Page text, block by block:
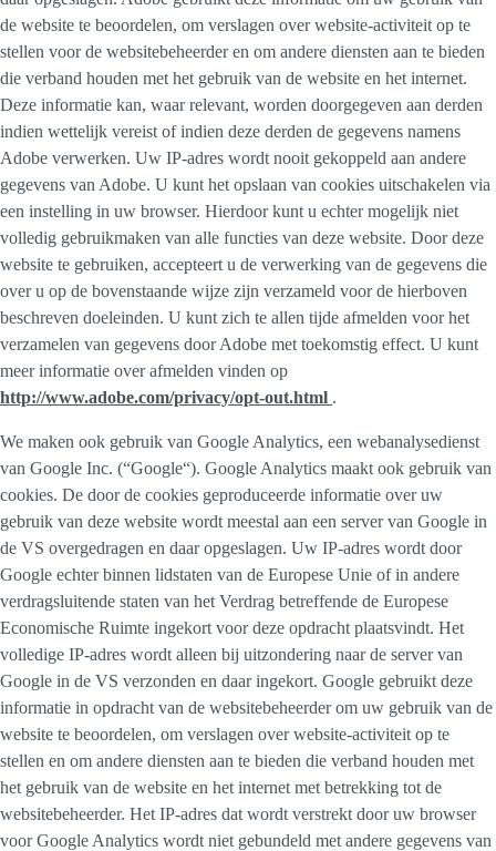
de website te beoordelen, om verslagen over website-activiteit op te
stellen voor de websitebeheerder en om andere diensten aan te bieden
die verband houden met het gebruik van de website en het internet.
Deze informatie kan, waar relevant, worden doorgegeven aan derden
indien wettelijk vereist of indien deze derden de gegevens namens
Adobe verwerken. Uw IP-adres wordt nooit gekoppeld aan andere
gegevens van Adobe. U kunt het opslaan van cookies uitschakelen via
een instelling in uw browser. Hierdoor kunt u echter mogelijk niet
volledig gebruikmaken van alle functies van deze website. Door deze
website te gebruiken, accepteert u de verwerking van de gegevens die
over u op de bovenstaande wijze zijn verzameld voor de hierboven
beschreven doeleinden. U kunt zich te allen tijde afmelden voor het
verzamelen van gegevens door Adobe met toekomstig effect. U kunt
meer informatie over afmelden vinden op
http://www.adobe.com/privacy/opt-out.html .
We maken ook gebruik van Google Analytics, een webanalysedienst
van Google Inc. (“Google“). Google Analytics maakt ook gebruik van
cookies. De door de cookies geproduceerde informatie over uw
gebruik van deze website wordt meestal aan een server van Google in
de VS overgedragen en daar opgeslagen. Uw IP-adres wordt door
Google echter binnen lidstaten van de Europese Unie of in andere
verdragsluitende staten van het Verdrag betreffende de Europese
Economische Ruimte ingekort voor deze opdracht plaatsvindt. Het
volledige IP-adres wordt alleen bij uitzondering naar de server van
Google in de VS verzonden en daar ingekort. Google gebruikt deze
informatie in opdracht van de websitebeheerder om uw gebruik van de
website te beoordelen, om verslagen over website-activiteit op te
stellen en om andere diensten aan te bieden die verband houden met
het gebruik van de website en het internet met betrekking tot de
websitebeheerder. Het IP-adres dat wordt verstrekt door uw browser
voor Google Analytics wordt niet gebundeld met andere gegevens van